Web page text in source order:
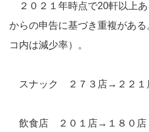
２０２１年時点で20軒以上
からの申告に基づき重複があ
コ内は減少率）。
スナック ２７３店→２２１
飲食店 ２０１店→１８０店